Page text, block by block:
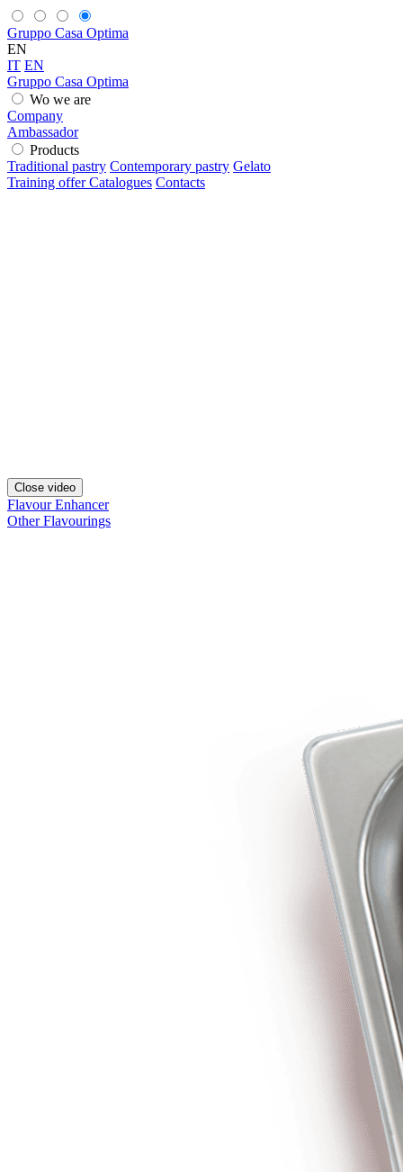
Gruppo Casa Optima
EN
IT EN
Gruppo Casa Optima
Wo we are
Company
Ambassador
Products
Traditional pastry Contemporary pastry Gelato
Training offerCatalogues Contacts
Close video
Flavour Enhancer
Other Flavourings